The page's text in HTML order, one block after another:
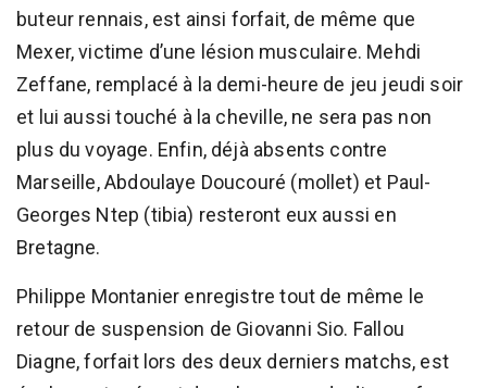
buteur rennais, est ainsi forfait, de même que
Mexer, victime d’une lésion musculaire. Mehdi
Zeffane, remplacé à la demi-heure de jeu jeudi soir
et lui aussi touché à la cheville, ne sera pas non
plus du voyage. Enfin, déjà absents contre
Marseille, Abdoulaye Doucouré (mollet) et Paul-
Georges Ntep (tibia) resteront eux aussi en
Bretagne.
Philippe Montanier enregistre tout de même le
retour de suspension de Giovanni Sio. Fallou
Diagne, forfait lors des deux derniers matchs, est